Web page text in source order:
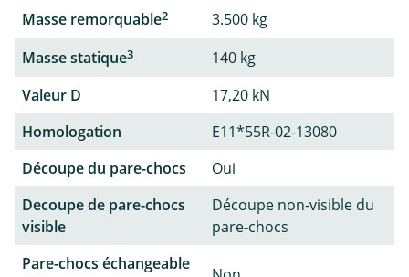
Masse remorquable2
3.500 kg
Masse statique3
140 kg
Valeur D
17,20 kN
Homologation
E11*55R-02-13080
Découpe du pare-chocs
Oui
Decoupe de pare-chocs
visible
Découpe non-visible du
pare-chocs
Pare-chocs échangeable